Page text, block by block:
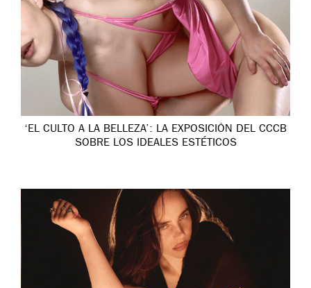
‘EL CULTO A LA BELLEZA’: LA EXPOSICIÓN DEL CCCB
SOBRE LOS IDEALES ESTÉTICOS